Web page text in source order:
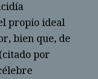
propio ideal
bien que, de
por